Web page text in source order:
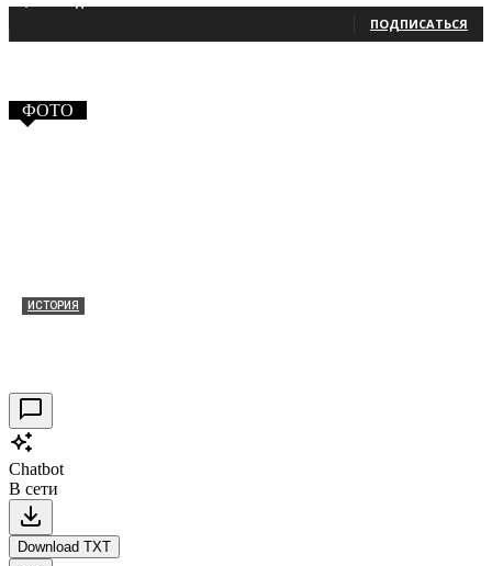
ПОДПИСАТЬСЯ
ФОТО
ИСТОРИЯ
Chatbot
В сети
Download TXT